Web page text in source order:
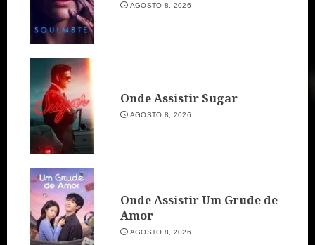
AGOSTO 8, 2026
Onde Assistir Sugar
AGOSTO 8, 2026
Onde Assistir Um Grude de
Amor
AGOSTO 8, 2026